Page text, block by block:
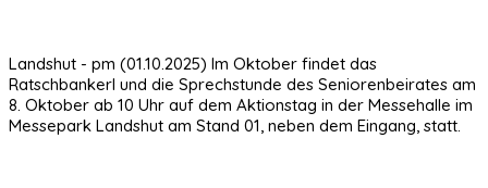
Landshut - pm (01.10.2025) Im Oktober findet das
Ratschbankerl und die Sprechstunde des Seniorenbeirates am
8. Oktober ab 10 Uhr auf dem Aktionstag in der Messehalle im
Messepark Landshut am Stand 01, neben dem Eingang, statt.